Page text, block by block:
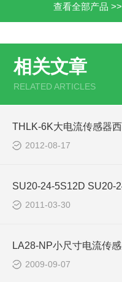
查看全部产品 >>
相关文章
RELATED ARTICLES
2012-08-17
2011-03-30
2009-09-07